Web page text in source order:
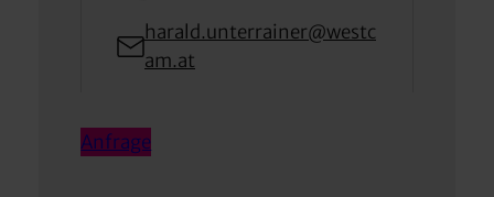
harald.unterrainer@westc
am.at
Anfrage